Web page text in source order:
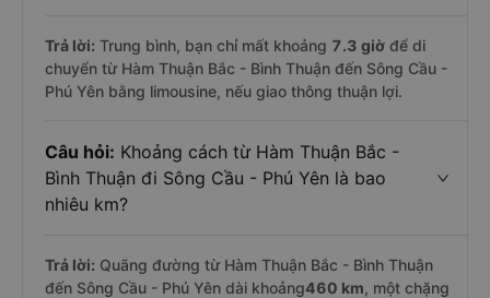
Trả lời: Trung bình, bạn chỉ mất khoảng 7.3 giờ để di
chuyển từ Hàm Thuận Bắc - Bình Thuận đến Sông Cầu -
Phú Yên bằng limousine, nếu giao thông thuận lợi.
Câu hỏi: Khoảng cách từ Hàm Thuận Bắc -
Bình Thuận đi Sông Cầu - Phú Yên là bao
nhiêu km?
Trả lời: Quãng đường từ Hàm Thuận Bắc - Bình Thuận
đến Sông Cầu - Phú Yên dài khoảng460 km, một chặng